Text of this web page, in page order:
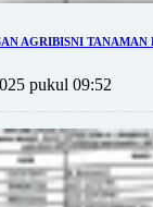
AGRIBISNI TANAMAN
pukul 09:52